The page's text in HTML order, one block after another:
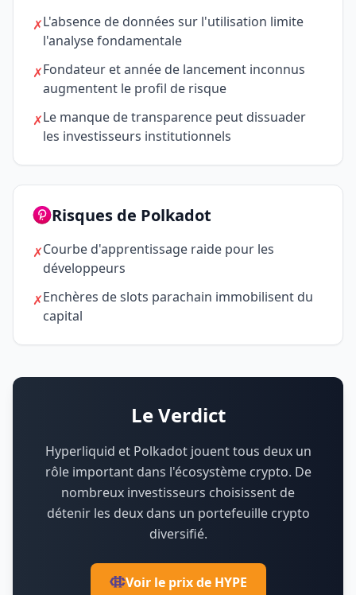
✗L'absence de données sur l'utilisation limite
l'analyse fondamentale
✗Fondateur et année de lancement inconnus
augmentent le profil de risque
✗Le manque de transparence peut dissuader
les investisseurs institutionnels
Risques de Polkadot
✗Courbe d'apprentissage raide pour les
développeurs
✗Enchères de slots parachain immobilisent du
capital
Le Verdict
Hyperliquid et Polkadot jouent tous deux un
rôle important dans l'écosystème crypto. De
nombreux investisseurs choisissent de
détenir les deux dans un portefeuille crypto
diversifié.
Voir le prix de HYPE